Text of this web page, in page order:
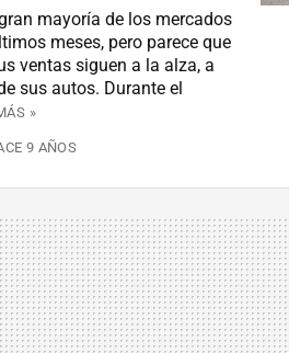
mayoría de los mercados
meses, pero parece que
ventas siguen a la alza, a
sus autos. Durante el
»
9 AÑOS